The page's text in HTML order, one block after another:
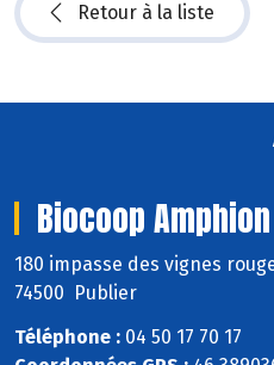
Retour à la liste
Biocoop
180 impasse des vignes
74500 Publier
Téléphone : 04 50 17 70 17